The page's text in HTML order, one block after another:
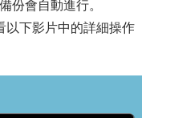
份會自動進行。
下影片中的詳細操作